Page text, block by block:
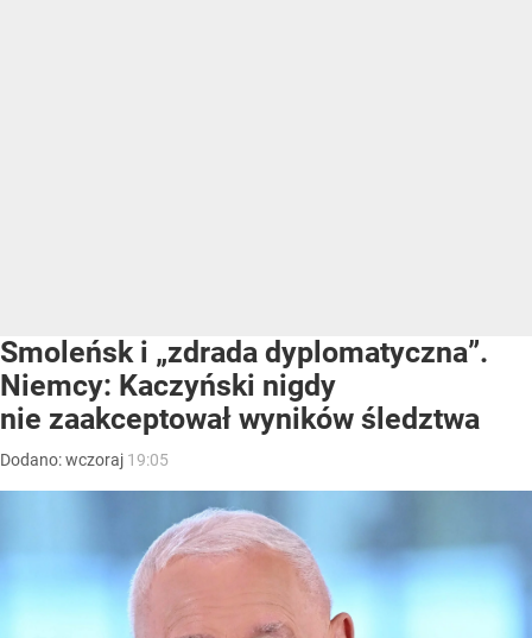
Smoleńsk i „zdrada dyplomatyczna”.
Niemcy: Kaczyński nigdy
nie zaakceptował wyników śledztwa
Dodano:wczoraj 19:05